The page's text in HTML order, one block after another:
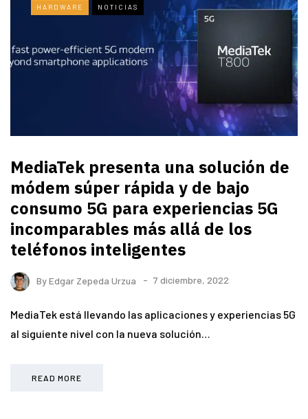
HARDWARE NOTICIAS
MediaTek presenta una solución de
módem súper rápida y de bajo
consumo 5G para experiencias 5G
incomparables más allá de los
teléfonos inteligentes
ByEdgar Zepeda Urzua 7 diciembre, 2022
MediaTek está llevando las aplicaciones y experiencias 5G
al siguiente nivel con la nueva solución…
READ MORE